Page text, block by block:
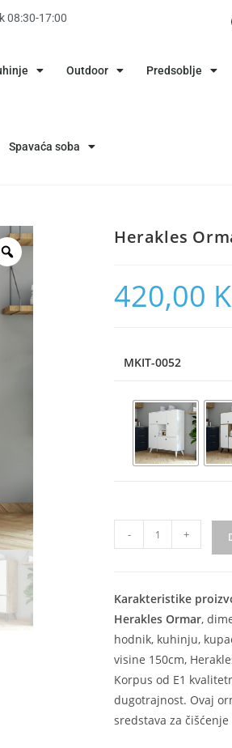
08:30-17:00
Outdoor Predsoblje
Spavaća soba
Herakles
420,00
MKIT-0052
- +
Karakteristike
Herakles Ormar,
hodnik, kuhinju,
visine 150cm,
Korpus od E1
dugotrajnost. Ovaj
sredstava za